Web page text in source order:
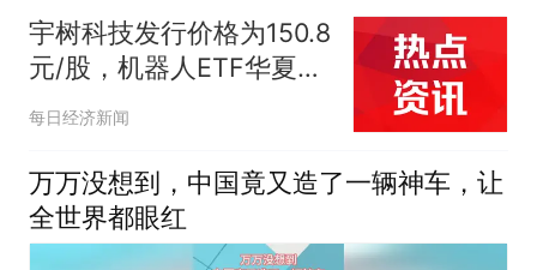
宇树科技发行价格为150.8
元/股，机器人ETF华夏
（562500）近10个交易
日净流入超6亿元
每日经济新闻
万万没想到，中国竟又造了一辆神车，让
全世界都眼红